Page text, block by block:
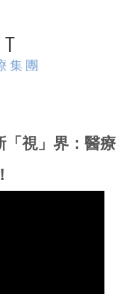
集團
「視」界：醫療